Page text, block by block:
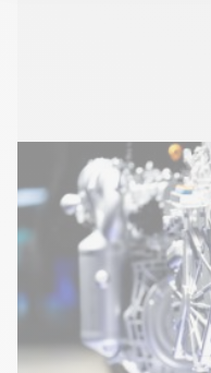
Batteries
L’électrification
puissance des
l’Europe dispose
batteries. Des